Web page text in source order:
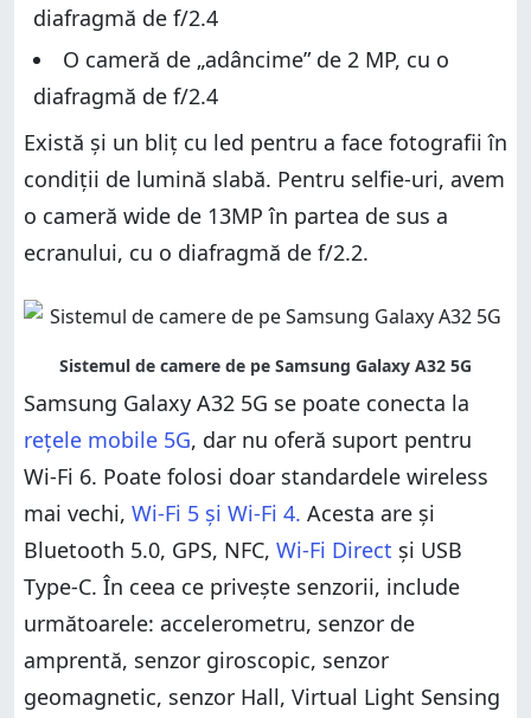
diafragmă de f/2.4
O cameră de „adâncime” de 2 MP, cu o
diafragmă de f/2.4
Există și un bliț cu led pentru a face fotografii în
condiții de lumină slabă. Pentru selfie-uri, avem
o cameră wide de 13MP în partea de sus a
ecranului, cu o diafragmă de f/2.2.
Samsung Galaxy A32 5G se poate conecta la
rețele mobile 5G, dar nu oferă suport pentru
Wi-Fi 6. Poate folosi doar standardele wireless
mai vechi, Wi-Fi 5 și Wi-Fi 4. Acesta are și
Bluetooth 5.0, GPS, NFC, Wi-Fi Direct și USB
Type-C. În ceea ce privește senzorii, include
următoarele: accelerometru, senzor de
amprentă, senzor giroscopic, senzor
geomagnetic, senzor Hall, Virtual Light Sensing